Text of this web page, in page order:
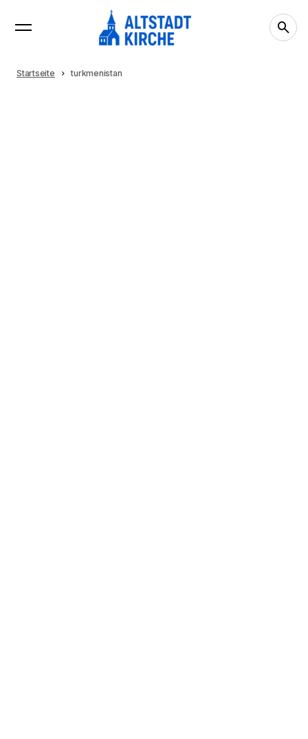
Startseite turkmenistan